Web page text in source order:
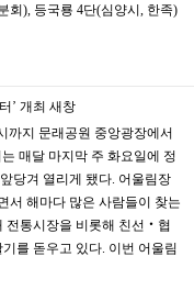
회), 등국룡 4단(심양시, 한족)
’ 개최 새창
까지 문래공원 중앙광장에서
매달 마지막 주 화요일에 정
당겨 열리게 됐다. 어울림장
서 해마다 많은 사람들이 찾는
전통시장을 비롯해 친선‧협
를 돋우고 있다. 이번 어울림